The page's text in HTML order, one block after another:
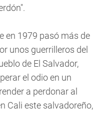
en 1979 pasó más de
unos guerrilleros del
de El Salvador,
el odio en un
a perdonar al
Cali este salvadoreño,